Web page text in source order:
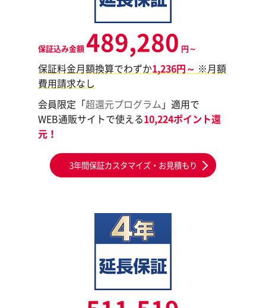
保証込み金額489,280 円～
保証料金月額換算でわずか1,236円～ ※月額
費用請求なし
会員限定「超還元プログラム 」適用で
WEB通販サイトで使える10,224ポイント還
元！
3年間保証カスタマイズ・お見積もり